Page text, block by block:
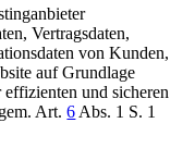
Vertragsdaten,
von Kunden,
auf Grundlage
effizienten und sicheren
Art.6 Abs. 1 S. 1